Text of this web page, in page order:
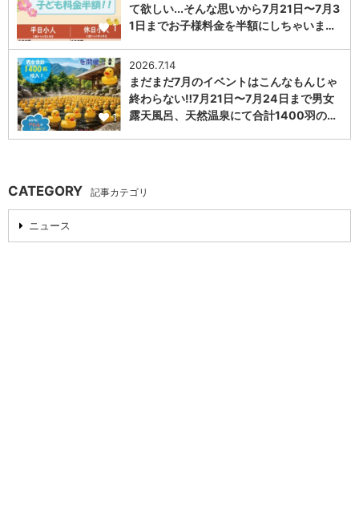
1
て欲しい...そんな思いから7月21日〜7月3
1日までお子様料金を半額にしちゃいま…
1
2026.7.14
まだまだ7月のイベントはこんなもんじゃ
終わらない‼️7月21日〜7月24日まで男女
露天風呂、天然温泉にて合計1400羽の…
CATEGORY 記事カテゴリ
ニュース